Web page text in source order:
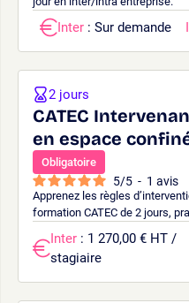
Inter : Sur demande
CATEC
en espace
Obligatoire
5/5 - 1 avis
Apprenez les règles
formation CATEC de 2 jours,
2 jours
Inter : 1 270,00 € HT /
stagiaire